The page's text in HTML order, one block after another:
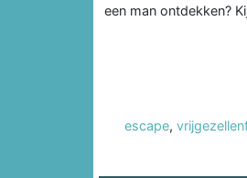
een man ontdekken?
escape,